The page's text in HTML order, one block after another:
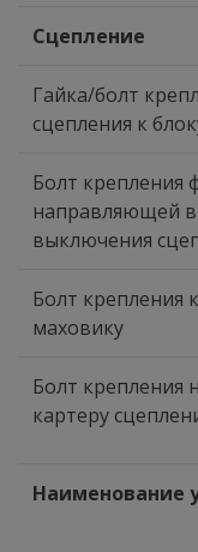
Сцепление
Гайка/болт
сцепления к
Болт крепления
направляющей
выключения
Болт крепления
маховику
Болт крепления
картеру
Наименование